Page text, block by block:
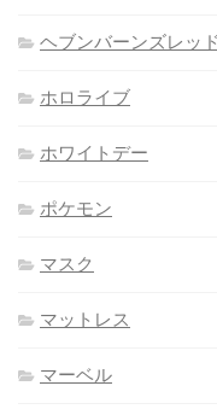
ヘブンバーンズレッ
ホロライブ
ホワイトデー
ポケモン
マスク
マットレス
マーベル